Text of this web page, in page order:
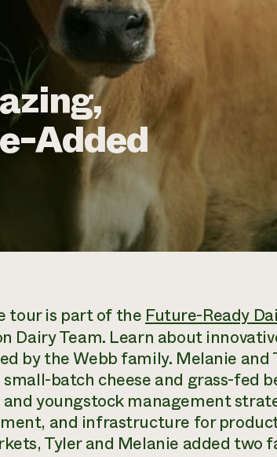
Added
tour is part of the Future-Ready
Dairy Team. Learn about
by the Webb family. Melanie and
batch cheese and grass-fed
youngstock management
and infrastructure for
Tyler and Melanie added two